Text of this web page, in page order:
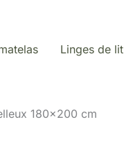
Linges de lit
180×200 cm